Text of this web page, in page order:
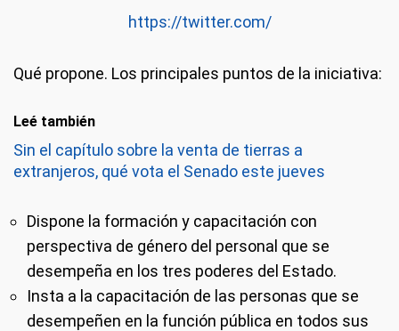
https://twitter.com/
Qué propone. Los principales puntos de la iniciativa:
Leé también
Sin el capítulo sobre la venta de tierras a
extranjeros, qué vota el Senado este jueves
Dispone la formación y capacitación con
perspectiva de género del personal que se
desempeña en los tres poderes del Estado.
Insta a la capacitación de las personas que se
desempeñen en la función pública en todos sus